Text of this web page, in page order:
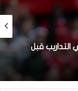
التي